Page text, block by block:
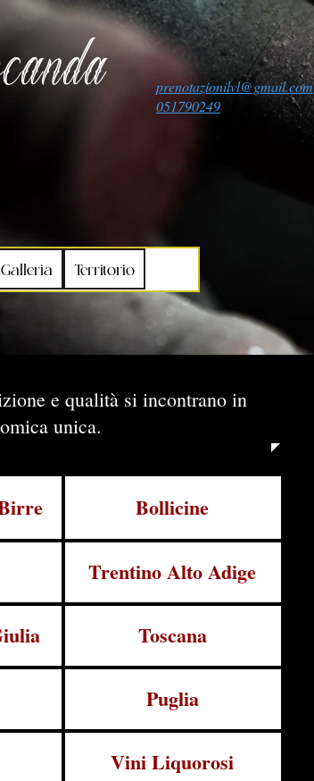
prenotazionilvl@gmail.com
051790249
Galleria Territorio
e qualità si incontrano in
unica.
Bollicine
Trentino Alto Adige
Toscana
Puglia
Vini Liquorosi